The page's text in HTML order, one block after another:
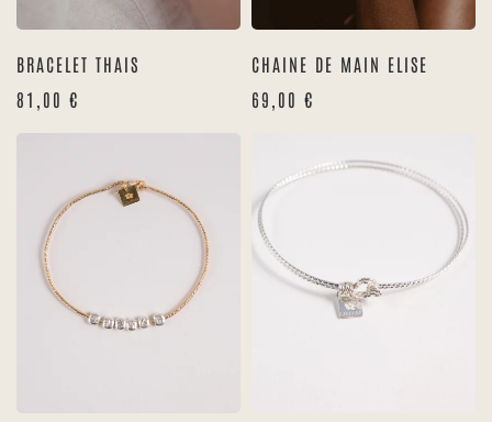
BRACELET THAIS
81,00 €
CHAINE DE MAIN ELISE
69,00 €